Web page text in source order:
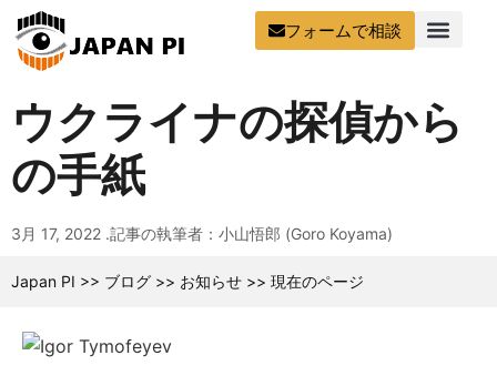
フォームで相談
ウクライナの探偵から
の手紙
3月 17, 2022 .記事の執筆者：小山悟郎 (Goro Koyama)
Japan PI >> ブログ >> お知らせ >> 現在のページ